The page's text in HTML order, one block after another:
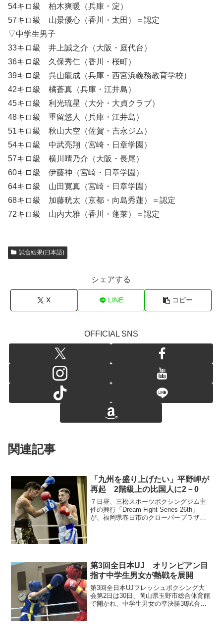
54キロ級 柏木爽暖（兵庫・淀）
57キロ級 山景優心（香川・太田）＝認定
▽中学生男子
33キロ級 井上誠之介（大阪・庭代台）
36キロ級 久保秀仁（香川・桜町）
39キロ級 呉山龍成（兵庫・西宮浜義務教育学校）
42キロ級 橘蒼真（兵庫・江井島）
45キロ級 利光琉星（大分・大貞クラブ）
48キロ級 重留悠人（兵庫・江井島）
51キロ級 秋山大空（佐賀・吉永ジム）
54キロ級 中武亮翔（宮崎・日章学園）
57キロ級 横川晴乃介（大阪・長尾）
60キロ級 伊藤神（宮崎・日章学園）
64キロ級 山田寛真（宮崎・日章学園）
68キロ級 加藤晄太（京都・向島秀蓮）＝認定
72キロ級 山内大雅（香川・蓬莱）＝認定
試合結果(日本語)
シェアする
X LINE コピー
OFFICIAL SNS
関連記事
「九州を盛り上げたい」平野岬が
再起 2階級上の比国人に2－0
７日昼、三松スポーツボクシングジム主
催の興行「Dream Fight Series 26th」
が、福岡県春日市のクローバープラザで
第3回全日本UJ オリンピアン目
指す中学生男女が熱戦を展開
第3回全日本UJフレッシュボクシング大
会第2日は30日、岡山県玉野市総合体育館
で開かれ、中学生男女の準決勝38試合が